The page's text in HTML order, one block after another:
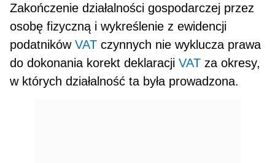
Zakończenie działalności gospodarczej przez
osobę fizyczną i wykreślenie z ewidencji
podatnikówVAT czynnych nie wyklucza prawa
do dokonania korekt deklaracjiVAT za okresy,
w których działalność ta była prowadzona.